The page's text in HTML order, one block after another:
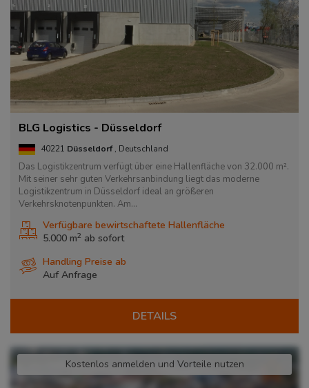
BLG Logistics - Düsseldorf
40221 Düsseldorf , Deutschland
Das Logistikzentrum verfügt über eine Hallenfläche von 32.000 m².
Mit seiner sehr guten Verkehrsanbindung liegt das moderne
Logistikzentrum in Düsseldorf ideal an größeren
Verkehrsknotenpunkten. Am...
Verfügbare bewirtschaftete Hallenfläche
5.000 m2 ab sofort
Handling Preise ab
Auf Anfrage
DETAILS
Kostenlos anmelden und Vorteile nutzen